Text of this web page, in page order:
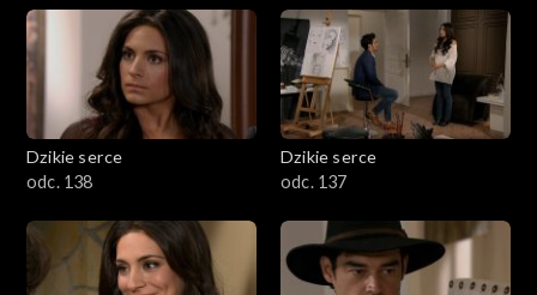
Dzikie serce
odc. 138
Dzikie serce
odc. 137